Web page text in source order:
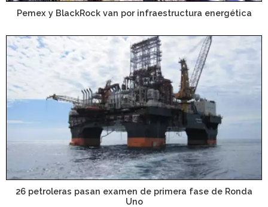
Pemex y BlackRock van por infraestructura energética
26 petroleras pasan examen de primera fase de Ronda
Uno